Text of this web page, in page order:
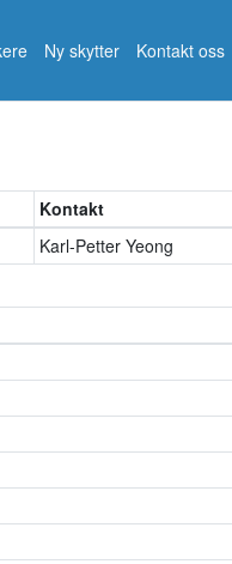
Ny skytter Kontakt oss
Kontakt
Karl-Petter Yeong